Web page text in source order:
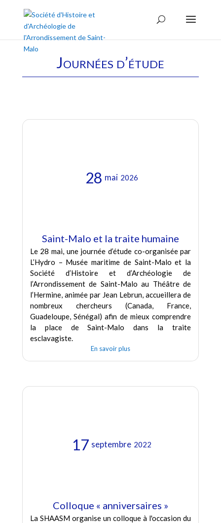
Journées d’étude
28 mai 2026
Saint-Malo et la traite humaine
Le 28 mai, une journée d’étude co-organisée par
L’Hydro – Musée maritime de Saint-Malo et la
Société d’Histoire et d’Archéologie de
l’Arrondissement de Saint-Malo au Théâtre de
l’Hermine, animée par Jean Lebrun, accueillera de
nombreux chercheurs (Canada, France,
Guadeloupe, Sénégal) afin de mieux comprendre
la place de Saint-Malo dans la traite
esclavagiste.
En savoir plus
17 septembre 2022
Colloque « anniversaires »
La SHAASM organise un colloque à l'occasion du